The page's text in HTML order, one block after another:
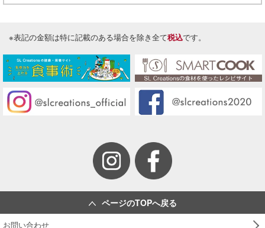
※表記の金額は特に記載のある場合を除き全て税込です。
ページのTOPへ戻る
お問い合わせ